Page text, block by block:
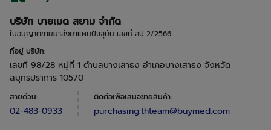
บริษัท บายเมด สยาม จำกัด
ใบอนุญาตขายยาส่งยาแผนปัจจุบัน เลขที่ สป 2/2566
ที่อยู่ บริษัท:
เลขที่ 98/28 หมู่ที่ 1 ตำบลบางเสาธง อำเภอบางเสาธง จังหวัด
สมุทรปราการ 10570
สายด่วน:
02-483-0933
ติดต่อเพื่อเสนอขายสินค้า:
purchasing.thteam@buymed.com